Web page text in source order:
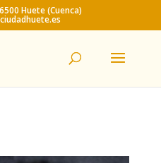
Huete (Cuenca)